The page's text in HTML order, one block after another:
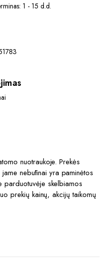
1 - 15 d.d.
nuotraukoje. Prekės
nebūtinai yra paminėtos
parduotuvėje skelbiamos
prekių kainų, akcijų taikomų